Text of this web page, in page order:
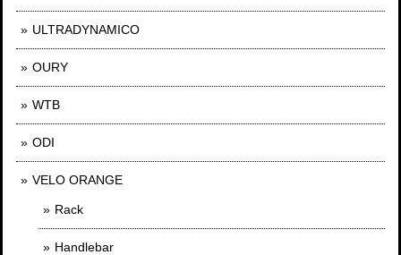
ULTRADYNAMICO
OURY
WTB
ODI
VELO ORANGE
Rack
Handlebar